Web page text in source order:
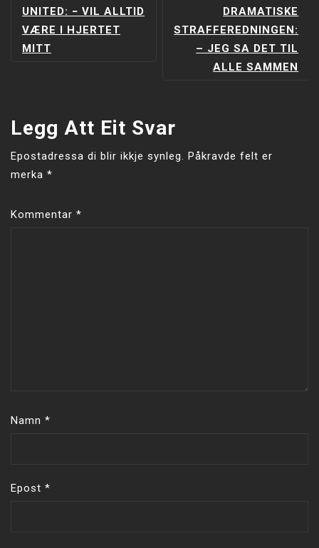
UNITED: − VIL ALLTID
VÆRE I HJERTET
MITT
DRAMATISKE
STRAFFEREDNINGEN:
– JEG SA DET TIL
ALLE SAMMEN
Legg Att Eit Svar
Epostadressa di blir ikkje synleg. Påkravde felt er
merka *
Kommentar *
Namn *
Epost *